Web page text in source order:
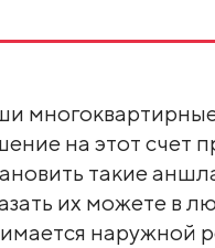
на этот счет
такие
их можете в
наружной